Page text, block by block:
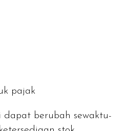
pajak
dapat berubah sewaktu-